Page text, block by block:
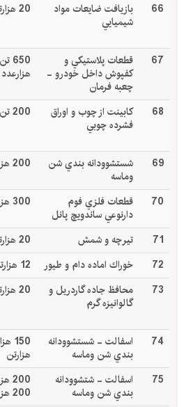
66 بازيافت ضايعات مواد
شيميايي
20 هزارتن
67 قطعات پلاستيكي و
کفپوش داخل خودرو -
چعبه فرمان
هزارعدد
68 كابينت از چوب و اوراق
فشرده چوبي
200 تن
69 شستشوودانه بندي شن
وماسه
200 هزارتن
70 قطعات فلزي فوم
دارنوعي ساندويچ پانل
300 هزارمترمربع
71 تيرچه و شمش 20 هزارتن
72
خوراك اماده دام و طيور 12 هزارتن
73
محافظ جاده گاردريل و
گالوانيزه گرم
20 هزارتن
74 اسفالت - شستشوودانه
بندي شن وماسه هزارتن
75 اسفالت - شتشوودانه
بندي شن وماسه 200 هزارتن